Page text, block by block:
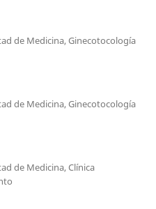
de Medicina, Ginecotocología
de Medicina, Ginecotocología
de Medicina, Clínica